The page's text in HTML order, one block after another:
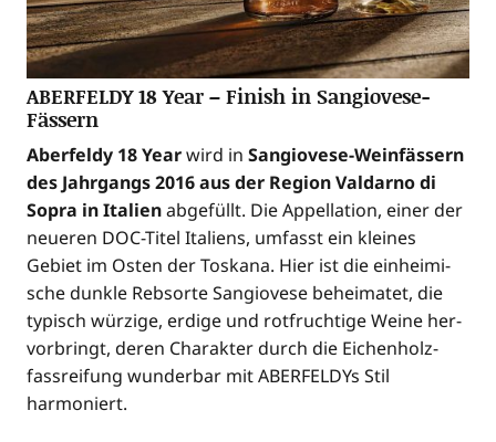
ABERFELDY 18 Year – Finish in Sangiovese-
Fässern
Aber­fel­dy 18 Yearwird in San­gio­ve­se-Wein­fäs­sern
des Jahr­gangs 2016 aus der Regi­on Val­dar­no di
Sopra in Ita­li­enabge­füllt. Die Appel­la­ti­on, einer der
neue­ren DOC-Titel Ita­li­ens, umfasst ein klei­nes
Gebiet im Osten der Tos­ka­na. Hier ist die ein­hei­mi­
sche dunk­le Reb­sor­te San­gio­ve­se behei­ma­tet, die
typisch wür­zi­ge, erdi­ge und rot­fruch­ti­ge Wei­ne her­
vor­bringt, deren Cha­rak­ter durch die Eichen­holz­
fass­rei­fung wun­der­bar mit ABER­FEL­DYs Stil
harmoniert.